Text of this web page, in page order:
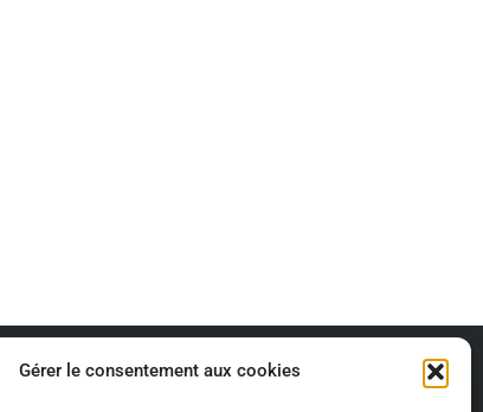
Gérer le consentement aux cookies